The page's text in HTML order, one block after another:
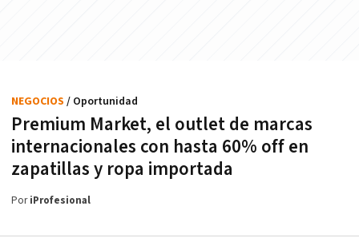
Premium Market, el outlet de marcas
internacionales con hasta 60% off en
zapatillas y ropa importada
NEGOCIOS / Oportunidad
PoriProfesional